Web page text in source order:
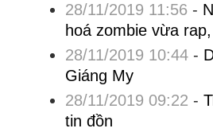
28/11/2019 11:56 -
hoá zombie vừa
28/11/2019 10:44-
Giáng My
28/11/2019 09:22 -
tin đồn